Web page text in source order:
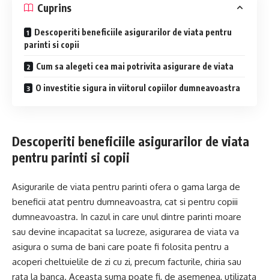
Cuprins
Descoperiti beneficiile asigurarilor de viata pentru
parinti si copii
Cum sa alegeti cea mai potrivita asigurare de viata
O investitie sigura in viitorul copiilor dumneavoastra
Descoperiti beneficiile asigurarilor de viata
pentru parinti si copii
Asigurarile de viata pentru parinti ofera o gama larga de
beneficii atat pentru dumneavoastra, cat si pentru copiii
dumneavoastra. In cazul in care unul dintre parinti moare
sau devine incapacitat sa lucreze, asigurarea de viata va
asigura o suma de bani care poate fi folosita pentru a
acoperi cheltuielile de zi cu zi, precum facturile, chiria sau
rata la banca. Aceasta suma poate fi, de asemenea, utilizata